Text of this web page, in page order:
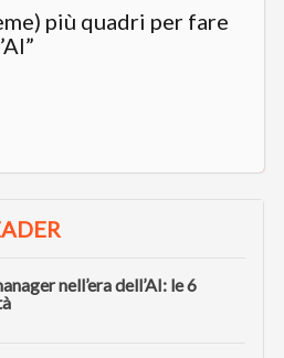
più quadri per fare
nell’era dell’AI: le 6